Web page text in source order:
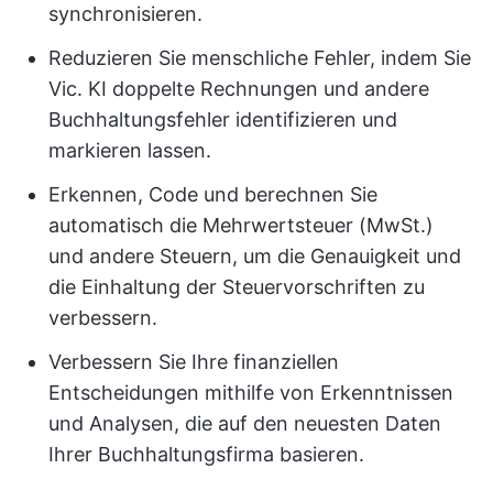
synchronisieren.
Reduzieren Sie menschliche Fehler, indem Sie
Vic. KI doppelte Rechnungen und andere
Buchhaltungsfehler identifizieren und
markieren lassen.
Erkennen, Code und berechnen Sie
automatisch die Mehrwertsteuer (MwSt.)
und andere Steuern, um die Genauigkeit und
die Einhaltung der Steuervorschriften zu
verbessern.
Verbessern Sie Ihre finanziellen
Entscheidungen mithilfe von Erkenntnissen
und Analysen, die auf den neuesten Daten
Ihrer Buchhaltungsfirma basieren.